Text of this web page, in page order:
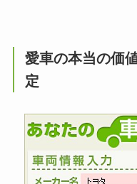
愛車の本当の価
定